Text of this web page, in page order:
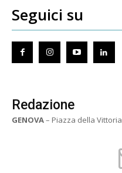
Seguici su
Redazione
GENOVA– Piazza della Vittoria